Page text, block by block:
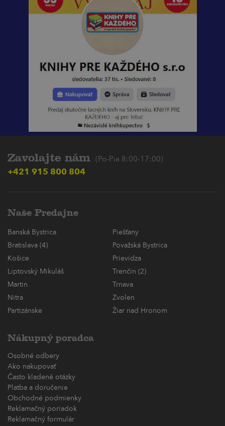
Zavolajte nám (Po-Pia 8:00-17:00)
+421 915 800 804
Naše Predajne
Banská Bystrica
Piešťany
Bratislava (4)
Považská Bystrica
Košice
Prievidza
Liptovský Mikuláš
Trenčín (2)
Martin
Trnava
Nitra
Zvolen
Partizánske
Žiar nad Hronom
Nákupný poradca
Osobné odbery
Ako nakupovať
Často kladené otázky
Platba a doručenie
Obchodné podmienky
Reklamačný poriadok
Reklamačný formulár